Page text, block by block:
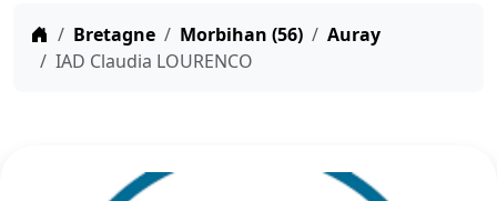
Bretagne Morbihan (56)
Auray
IAD Claudia LOURENCO